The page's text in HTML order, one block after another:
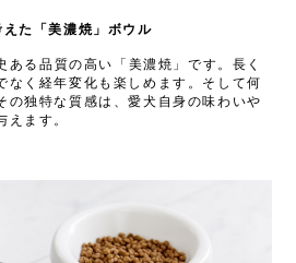
た「美濃焼」ボウル
る品質の高い「美濃焼」です。長く
なく経年変化も楽しめます。そして何
の独特な質感は、愛犬自身の味わいや
えます。